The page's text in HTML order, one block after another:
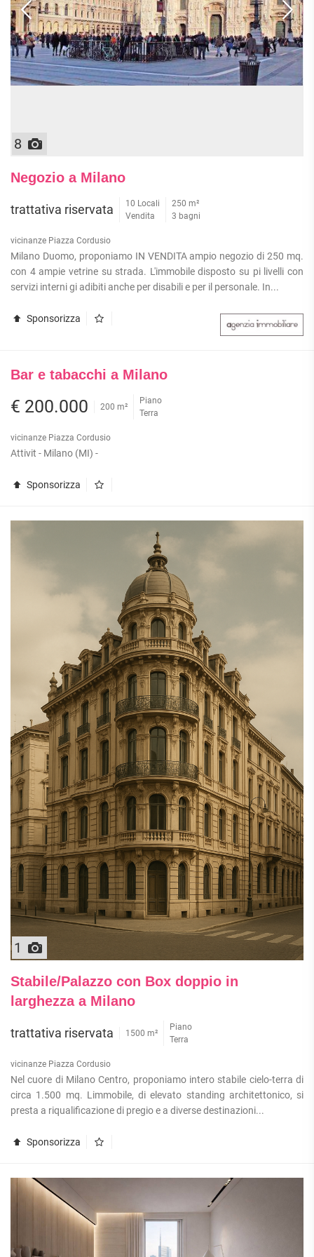
QUADRILOCALI
ATTICI
CASE
INDIPENDENTI
STANZE
CASALI
UFFICI
ATTIVITÀ
COMMERCIALI
IN
GESTIONE
APPARTAMENTI
PIANO
ALTO
APPARTAMENTI
CON
GIARDINO
A
SCHIERA
8
Negozio a Milano
trattativa riservata
10 Locali
Vendita
250 m²
3 bagni
vicinanze Piazza Cordusio
Milano Duomo, proponiamo IN VENDITA ampio negozio di 250 mq.
con 4 ampie vetrine su strada. L'immobile disposto su pi livelli con
servizi interni gi adibiti anche per disabili e per il personale. In...
Sponsorizza
Bar e tabacchi a Milano
€ 200.000 200 m²
Piano
Terra
vicinanze Piazza Cordusio
Attivit - Milano (MI) -
Sponsorizza
1
Stabile/Palazzo con Box doppio in
larghezza a Milano
trattativa riservata 1500 m²
Piano
Terra
vicinanze Piazza Cordusio
Nel cuore di Milano Centro, proponiamo intero stabile cielo-terra di
circa 1.500 mq. Limmobile, di elevato standing architettonico, si
presta a riqualificazione di pregio e a diverse destinazioni...
Sponsorizza